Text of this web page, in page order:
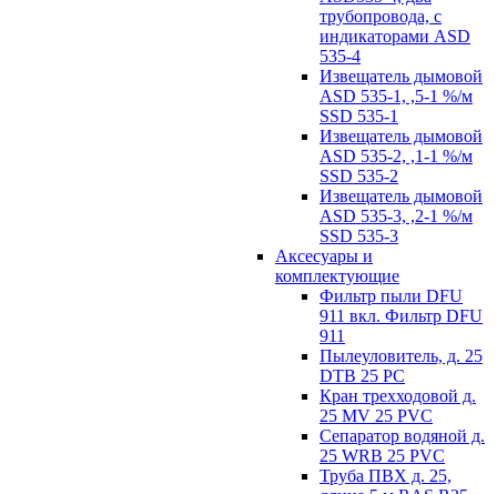
трубопровода, с
индикаторами ASD
535-4
Извещатель дымовой
ASD 535-1, ,5-1 %/м
SSD 535-1
Извещатель дымовой
ASD 535-2, ,1-1 %/м
SSD 535-2
Извещатель дымовой
ASD 535-3, ,2-1 %/м
SSD 535-3
Аксесуары и
комплектующие
Фильтр пыли DFU
911 вкл. Фильтр DFU
911
Пылеуловитель, д. 25
DTB 25 PC
Кран трехходовой д.
25 MV 25 PVC
Сепаратор водяной д.
25 WRB 25 PVC
Труба ПВХ д. 25,